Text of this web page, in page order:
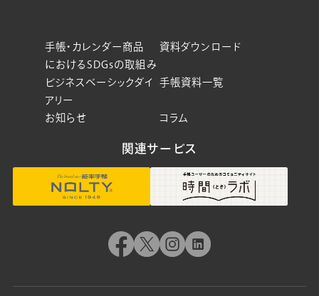
手帳・カレンダー商品
におけるSDGsの取組み
資料ダウンロード
ビジネスベーシックダイ
アリー
手帳資料一覧
お知らせ コラム
関連サービス